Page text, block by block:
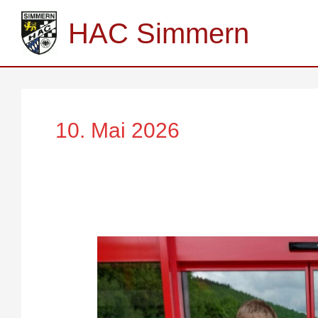
Inhalt
springen
HAC Simmern
10. Mai 2026
Muttertag
in
Betzdorf
beim
MSF